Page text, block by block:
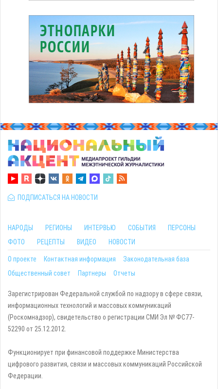
ПОДПИСАТЬСЯ НА НОВОСТИ
НАРОДЫ РЕГИОНЫ ИНТЕРВЬЮ СОБЫТИЯ
ПЕРСОНЫ
ФОТО
РЕЦЕПТЫ ВИДЕО НОВОСТИ
О проекте Контактная информация
Законодательная база
Общественный совет
Партнеры Отчеты
Зарегистрирован Федеральной службой по надзору в сфере связи,
информационных технологий и массовых коммуникаций
(Роскомнадзор), свидетельство о регистрации СМИ Эл № ФС77-
52290 от 25.12.2012.
Функционирует при финансовой поддержке Министерства
цифрового развития, связи и массовых коммуникаций Российской
Федерации.